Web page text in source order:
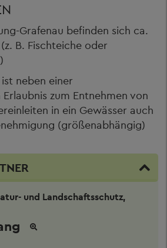
Grafenau befinden sich ca.
B. Fischteiche oder
neben einer
zum Entnehmen von
in ein Gewässer auch
(größenabhängig)
und Landschaftsschutz,